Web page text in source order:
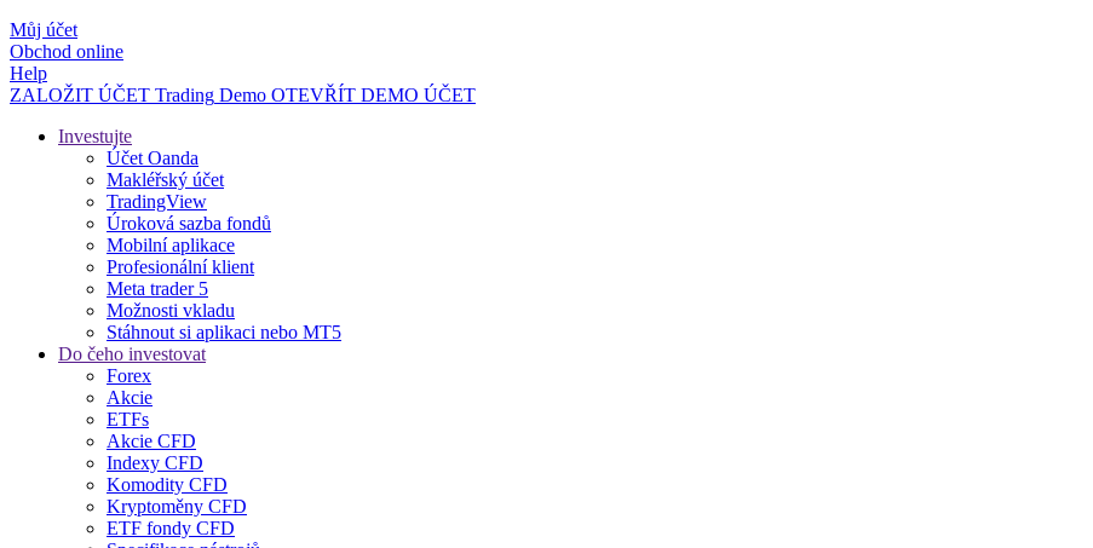
Můj účet
Obchod online
Help
ZALOŽIT ÚČET Trading Demo OTEVŘÍT DEMO ÚČET
Investujte
Účet Oanda
Makléřský účet
TradingView
Úroková sazba fondů
Mobilní aplikace
Profesionální klient
Meta trader 5
Možnosti vkladu
Stáhnout si aplikaci nebo MT5
Do čeho investovat
Forex
Akcie
ETFs
Akcie CFD
Indexy CFD
Komodity CFD
Kryptoměny CFD
ETF fondy CFD